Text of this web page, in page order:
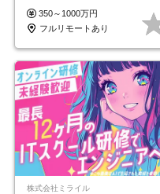
ネイル自由／副業OK
350～1000万円
フルリモートあり
株式会社ミライル